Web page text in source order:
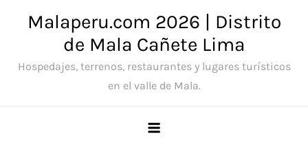
Malaperu.com 2026 | Distrito
de Mala Cañete Lima
Hospedajes, terrenos, restaurantes y lugares turísticos
en el valle de Mala.